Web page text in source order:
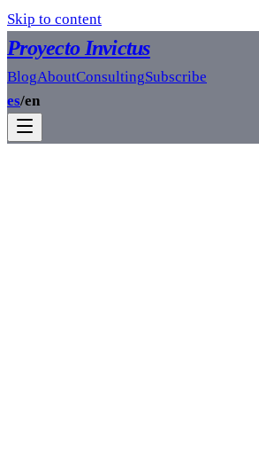
Skip to content
Proyecto Invictus
BlogAboutConsultingSubscribe
es/en